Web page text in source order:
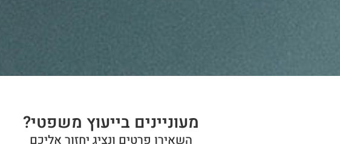
מעוניינים בייעוץ משפטי?
השאירו פרטים ונציג יחזור אליכם